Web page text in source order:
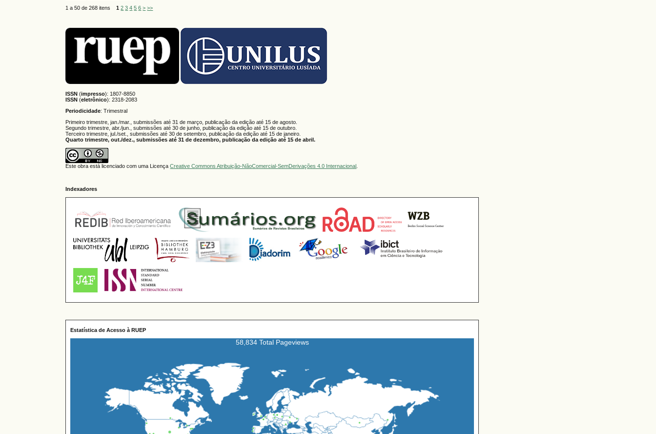
1 a 50 de 268 itens1 2 3 4 5 6 > >>
ISSN (impresso): 1807-8850
ISSN (eletrônico):2318-2083
Periodicidade: Trimestral
Primeiro trimestre, jan./mar., submissões até 31 de março, publicação da edição até 15 de agosto.
Segundo trimestre, abr./jun., submissões até 30 de junho, publicação da edição até 15 de outubro.
Terceiro trimestre, jul./set., submissões até 30 de setembro, publicação da edição até 15 de janeiro.
Quarto trimestre, out./dez., submissões até 31 de dezembro, publicação da edição até 15 de abril.
Este obra está licenciado com uma LicençaCreative Commons Atribuição-NãoComercial-SemDerivações 4.0 Internacional
Indexadores
Estatística de Acesso à RUEP
58,834 Total Pageviews